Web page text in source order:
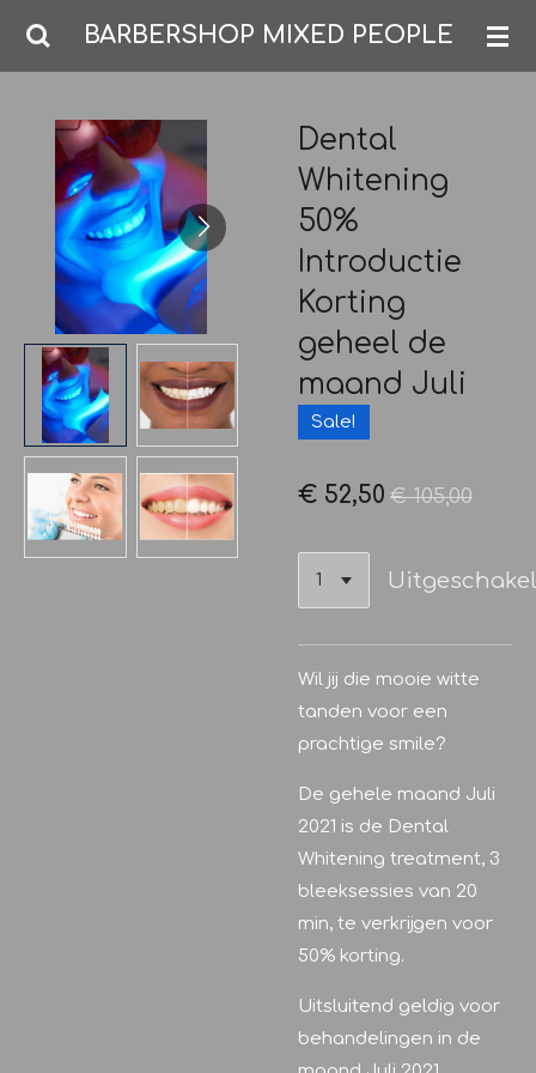
Ga
hoofdinhoud
BARBERSHOP MIXED PEOPLE
Dental
Whitening
50%
Introductie
Korting
geheel de
maand Juli
Sale!
€ 52,50 € 105,00
Wil jij die mooie witte
tanden voor een
prachtige smile?
De gehele maand Juli
2021 is de Dental
Whitening treatment, 3
bleeksessies van 20
min, te verkrijgen voor
50% korting.
Uitsluitend geldig voor
behandelingen in de